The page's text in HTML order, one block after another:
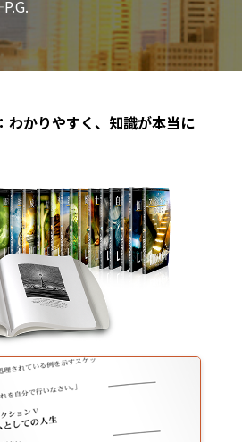
わかりやすく、知識が本当に